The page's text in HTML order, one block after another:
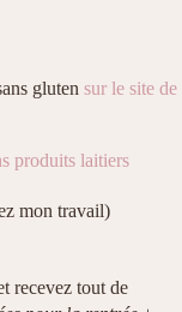
gluten sur le site de
produits laitiers
mon travail)
recevez tout de